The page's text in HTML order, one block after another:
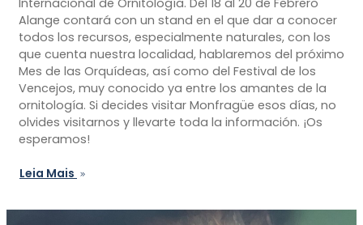
Alange contará con un stand en el que dar a conocer
todos los recursos, especialmente naturales, con los
que cuenta nuestra localidad, hablaremos del próximo
Mes de las Orquídeas, así como del Festival de los
Vencejos, muy conocido ya entre los amantes de la
ornitología. Si decides visitar Monfragüe esos días, no
olvides visitarnos y llevarte toda la información. ¡Os
esperamos!
Leia Mais